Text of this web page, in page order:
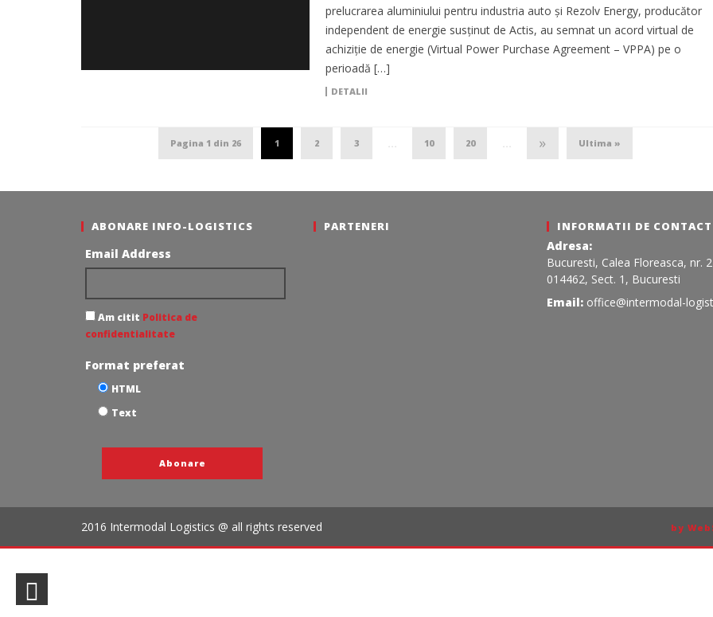
prelucrarea aluminiului pentru industria auto și Rezolv Energy, producător
independent de energie susținut de Actis, au semnat un acord virtual de
achiziție de energie (Virtual Power Purchase Agreement – VPPA) pe o
perioadă […]
DETALII
Pagina 1 din 26 1 2 3 ... 10 20 ... » Ultima »
ABONARE INFO-LOGISTICS
Email Address
Am citit Politica de
confidentialitate
Format preferat
HTML
Text
PARTENERI INFORMATII DE CONTACT
Adresa:
Bucuresti, Calea Floreasca, nr.
014462, Sect. 1, Bucuresti
Email:office@intermodal-
2016 Intermodal Logistics @ all rights reserved by